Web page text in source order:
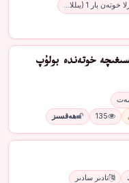
بار 1 (يىللا…
خوتەندە بولۇپ
135 ھەقسىز
نادىر سادىر